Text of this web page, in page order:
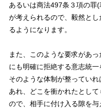
あるいは商法497条３項の罪
が考えられるので、毅然と
るようになります。
また、このような要求があ
にも明確に拒絶する意志統一
そのような体制が整ってい
あれ、どこを衝かれたとし
ので、相手に付け入る隙を与